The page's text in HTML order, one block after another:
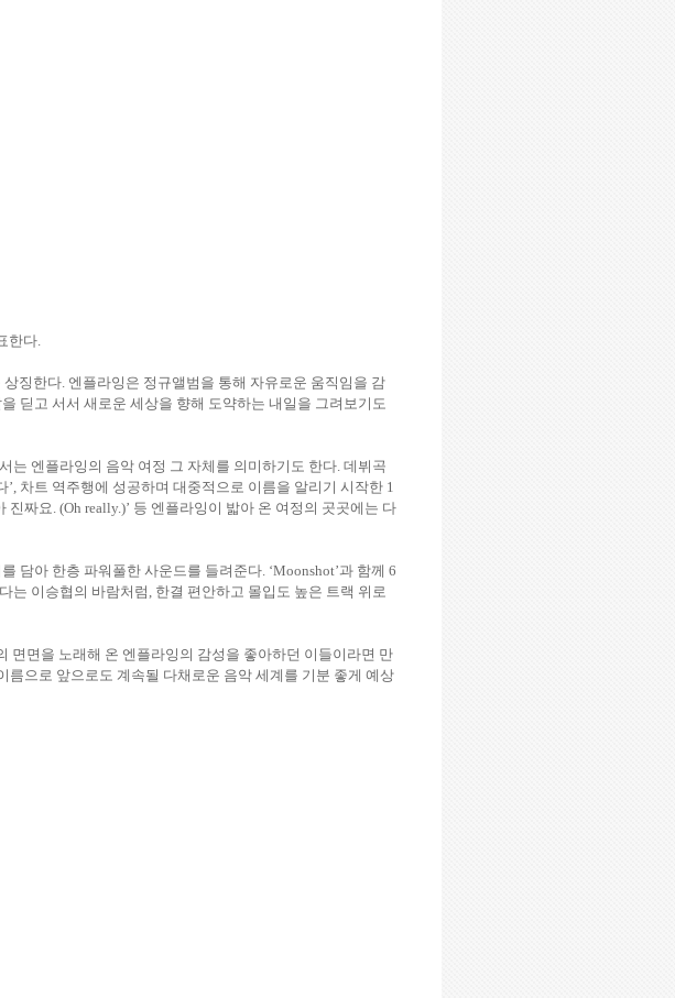
한다
상징한다 엔플라잉은 정규앨범을 통해 자유로운 움직임을 감
을 딛고 서서 새로운 세상을 향해 도약하는 내일을 그려보기도
는 엔플라잉의 음악 여정 그 자체를 의미하기도 한다 데뷔곡
’, 차트 역주행에 성공하며 대중적으로 이름을 알리기 시작한 1
진짜요 . (Oh really.)’ 등 엔플라잉이 밟아 온 여정의 곳곳에는 다
담아 한층 파워풀한 사운드를 들려준다 . ‘Moonshot’과 함께 6
는 이승협의 바람처럼
한결 편안하고 몰입도 높은 트랙 위로
면면을 노래해 온 엔플라잉의 감성을 좋아하던 이들이라면 만
으로 앞으로도 계속될 다채로운 음악 세계를 기분 좋게 예상